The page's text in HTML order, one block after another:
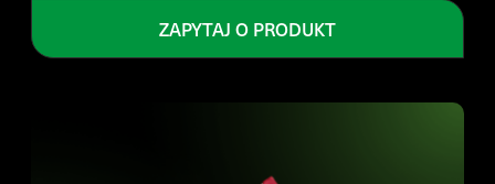
ZAPYTAJ O PRODUKT